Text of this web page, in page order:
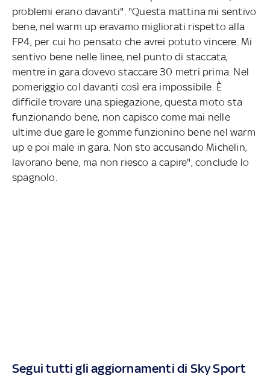
problemi erano davanti". "Questa mattina mi sentivo
bene, nel warm up eravamo migliorati rispetto alla
FP4, per cui ho pensato che avrei potuto vincere. Mi
sentivo bene nelle linee, nel punto di staccata,
mentre in gara dovevo staccare 30 metri prima. Nel
pomeriggio col davanti così era impossibile. È
difficile trovare una spiegazione, questa moto sta
funzionando bene, non capisco come mai nelle
ultime due gare le gomme funzionino bene nel warm
up e poi male in gara. Non sto accusando Michelin,
lavorano bene, ma non riesco a capire", conclude lo
spagnolo.
Segui tutti gli aggiornamenti di Sky Sport